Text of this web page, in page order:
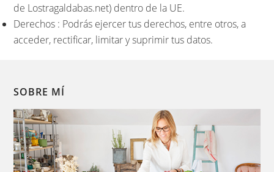
de Lostragaldabas.net) dentro de la UE.
Derechos : Podrás ejercer tus derechos, entre otros, a
acceder, rectificar, limitar y suprimir tus datos.
SOBRE MÍ